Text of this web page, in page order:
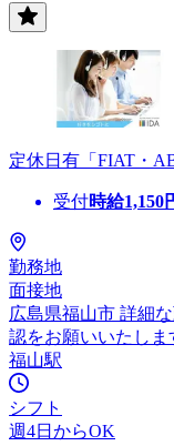
定休日有「FIAT・
受付時給1,150
勤務地
面接地
広島県福山市 詳細
認をお願いいたしま
福山駅
シフト
週4日からOK